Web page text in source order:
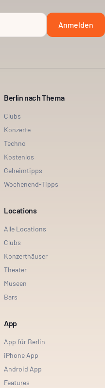
Anmelden
Berlin nach Thema
Clubs
Konzerte
Techno
Kostenlos
Geheimtipps
Wochenend-Tipps
Locations
Alle Locations
Clubs
Konzerthäuser
Theater
Museen
Bars
App
App für Berlin
iPhone App
Android App
Features